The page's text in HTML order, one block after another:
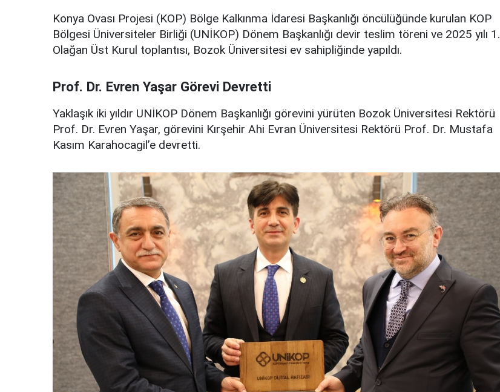
Konya Ovası Projesi (KOP) Bölge Kalkınma İdaresi Başkanlığı öncülüğünde kurulan KOP
Bölgesi Üniversiteler Birliği (UNİKOP) Dönem Başkanlığı devir teslim töreni ve 2025 yılı 1.
Olağan Üst Kurul toplantısı, Bozok Üniversitesi ev sahipliğinde yapıldı.
Prof. Dr. Evren Yaşar Görevi Devretti
Yaklaşık iki yıldır UNİKOP Dönem Başkanlığı görevini yürüten Bozok Üniversitesi Rektörü
Prof. Dr. Evren Yaşar, görevini Kırşehir Ahi Evran Üniversitesi Rektörü Prof. Dr. Mustafa
Kasım Karahocagil’e devretti.